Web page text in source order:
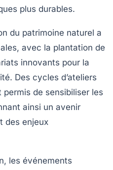
plus durables.
du patrimoine naturel a
avec la plantation de
innovants pour la
Des cycles d’ateliers
de sensibiliser les
ainsi un avenir
des enjeux
, les événements